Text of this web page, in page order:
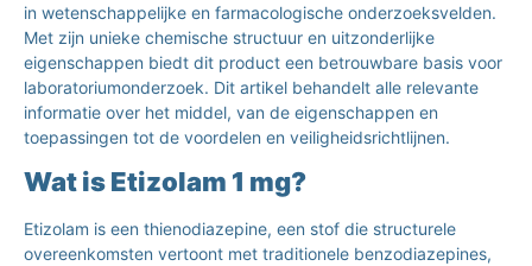
in wetenschappelijke en farmacologische onderzoeksvelden.
Met zijn unieke chemische structuur en uitzonderlijke
eigenschappen biedt dit product een betrouwbare basis voor
laboratoriumonderzoek. Dit artikel behandelt alle relevante
informatie over het middel, van de eigenschappen en
toepassingen tot de voordelen en veiligheidsrichtlijnen.
Wat is Etizolam 1 mg?
Etizolam is een thienodiazepine, een stof die structurele
overeenkomsten vertoont met traditionele benzodiazepines,